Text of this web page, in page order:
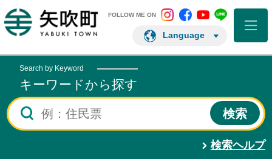
矢吹町ホームページ
FOLLOW ME ON 矢吹町 Instagram
矢吹町矢吹町矢吹町
Language
Search by Keyword
キーワードから探す
検索ヘルプ